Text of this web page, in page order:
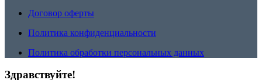
Договор оферты
Политика конфиденциальности
Политика обработки персональных данных
Здравствуйте!